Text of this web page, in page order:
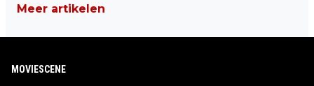
Meer artikelen
MOVIESCENE